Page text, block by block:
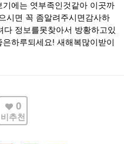
에는 엿부족인것같아 이곳까
시면 꼭 좀알려주시면감사하
정보를못찾아서 방황하고있
하루되세요! 새해복많이받이
0
비추천